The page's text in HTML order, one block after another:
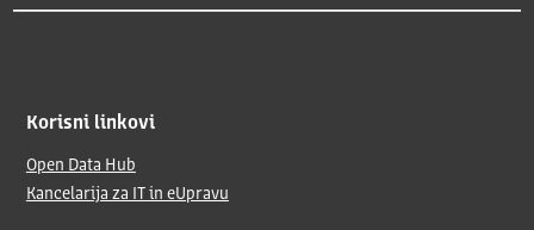
Korisni linkovi
Open Data Hub
Kancelarija za IT in eUpravu